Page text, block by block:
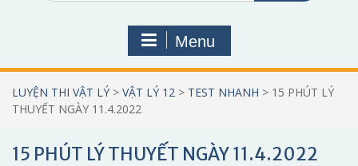
Menu
LUYỆN THI VẬT LÝ > VẬT LÝ 12 > TEST NHANH > 15 PHÚT LÝ
THUYẾT NGÀY 11.4.2022
15 PHÚT LÝ THUYẾT NGÀY 11.4.2022